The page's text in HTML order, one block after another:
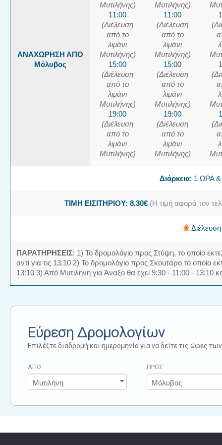
ΑΝΑΧΩΡΗΣΗ ΑΠΟ
Μόλυβος
Μυτιλήνης)
11:00
(Διέλευση
από το
λιμάνι
Μυτιλήνης)
15:00
(Διέλευση
από το
λιμάνι
Μυτιλήνης)
19:00
(Διέλευση
από το
λιμάνι
Μυτιλήνης)
Μυτιλήνης)
11:00
(Διέλευση
από το
λιμάνι
Μυτιλήνης)
15:00
(Διέλευση
από το
λιμάνι
Μυτιλήνης)
19:00
(Διέλευση
από το
λιμάνι
Μυτιλήνης)
Διάρκεια: 1 ΩΡΑ
ΤΙΜΗ ΕΙΣΙΤΗΡΙΟΥ: 8.30€ (Η τιμή αφορά τον
Διέλευση
ΠΑΡΑΤΗΡΗΣΕΙΣ: 1) Το δρομολόγιο προς Στύψη, το οποίο
αντί για τις 13:10 2) Το δρομολόγιο προς Σκουτάρο το οποίο
13:10 3) Από Μυτιλήνη για Άναξο θα έχει 9:30 - 11:00 - 13:10
Εύρεση Δρομολογίων
Επιλέξτε διαδρομή και ημερομηνία για να δείτε τις ώρες
ΑΠΟ ΠΡΟΣ